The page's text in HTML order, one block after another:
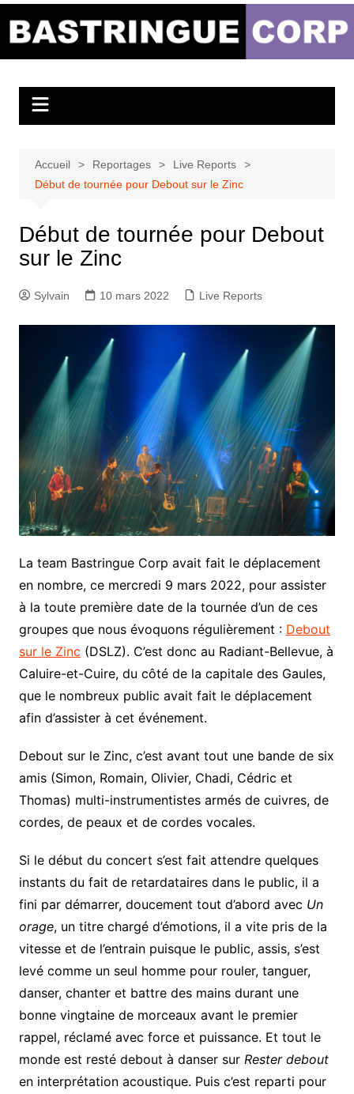
Bastringue Corp –
Musicales
Accueil Reportages
Live Reports
Début de tournée pour Debout sur le Zinc
Début de tournée pour Debout
sur le Zinc
Sylvain 10 mars 2022 Live Reports
La team Bastringue Corp avait fait le déplacement
en nombre, ce mercredi 9 mars 2022, pour assister
à la toute première date de la tournée d’un de ces
groupes que nous évoquons régulièrement : Debout
sur le Zinc (DSLZ). C’est donc au Radiant-Bellevue, à
Caluire-et-Cuire, du côté de la capitale des Gaules,
que le nombreux public avait fait le déplacement
afin d’assister à cet événement.
Debout sur le Zinc, c’est avant tout une bande de six
amis (Simon, Romain, Olivier, Chadi, Cédric et
Thomas) multi-instrumentistes armés de cuivres, de
cordes, de peaux et de cordes vocales.
Si le début du concert s’est fait attendre quelques
instants du fait de retardataires dans le public, il a
fini par démarrer, doucement tout d’abord avec Un
orage, un titre chargé d’émotions, il a vite pris de la
vitesse et de l’entrain puisque le public, assis, s’est
levé comme un seul homme pour rouler, tanguer,
danser, chanter et battre des mains durant une
bonne vingtaine de morceaux avant le premier
rappel, réclamé avec force et puissance. Et tout le
monde est resté debout à danser sur Rester debout
en interprétation acoustique. Puis c’est reparti pour